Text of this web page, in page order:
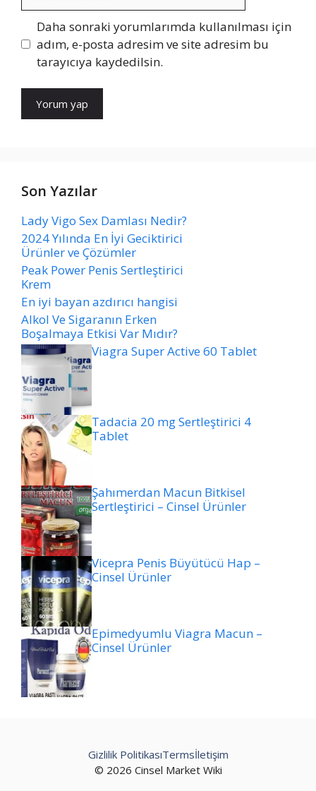
Daha sonraki yorumlarımda kullanılması için
adım, e-posta adresim ve site adresim bu
tarayıcıya kaydedilsin.
Son Yazılar
Lady Vigo Sex Damlası Nedir?
2024 Yılında En İyi Geciktirici
Ürünler ve Çözümler
Peak Power Penis Sertleştirici
Krem
En iyi bayan azdırıcı hangisi
Alkol Ve Sigaranın Erken
Boşalmaya Etkisi Var Mıdır?
Viagra Super Active 60 Tablet
Tadacia 20 mg Sertleştirici 4
Tablet
Şahımerdan Macun Bitkisel
Sertleştirici – Cinsel Ürünler
Vicepra Penis Büyütücü Hap –
Cinsel Ürünler
Epimedyumlu Viagra Macun –
Cinsel Ürünler
© 2026 Cinsel Market Wiki
Gizlilik PolitikasıTermsİletişim